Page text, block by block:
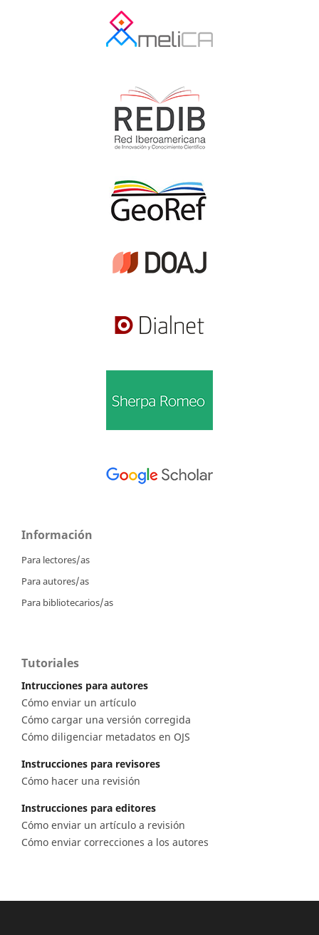
Información
Para lectores/as
Para autores/as
Para bibliotecarios/as
Tutoriales
Intrucciones para autores
Cómo enviar un artículo
Cómo cargar una versión corregida
Cómo diligenciar metadatos en OJS
Instrucciones para revisores
Cómo hacer una revisión
Instrucciones para editores
Cómo enviar un artículo a revisión
Cómo enviar correcciones a los autores